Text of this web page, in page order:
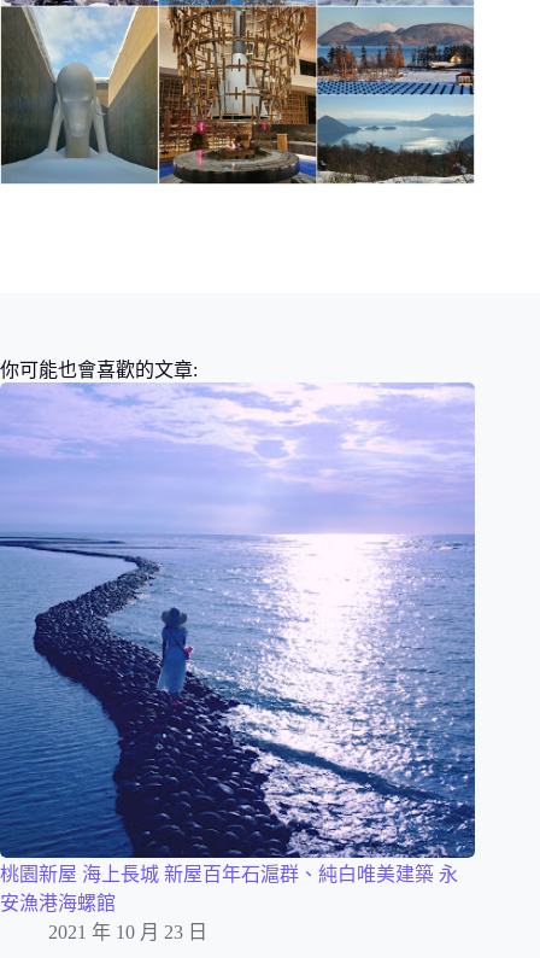
你可能也會喜歡的文章:
桃園新屋 海上長城 新屋百年石滬群、純白唯美建築 永
安漁港海螺館
2021 年 10 月 23 日